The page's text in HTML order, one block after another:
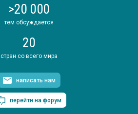
>20 000
тем обсуждается
20
стран со всего мира
написать нам
перейти на форум